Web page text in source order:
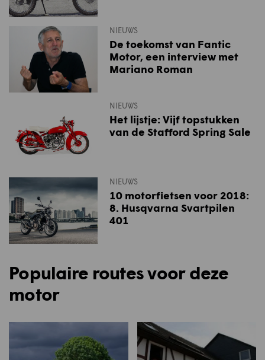
NIEUWS
De toekomst van Fantic
Motor, een interview met
Mariano Roman
NIEUWS
Het lijstje: Vijf topstukken
van de Stafford Spring Sale
NIEUWS
10 motorfietsen voor 2018:
8. Husqvarna Svartpilen
401
Populaire routes voor deze
motor